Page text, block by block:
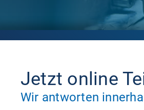
Jetzt online
Wir antworten